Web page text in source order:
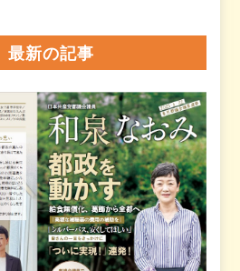
最新の記事